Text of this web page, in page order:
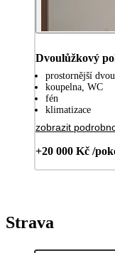
Dvoulůžkový
prostornější
koupelna, WC
fén
klimatizace
zobrazit
+20 000 Kč /
Strava